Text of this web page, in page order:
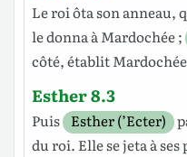
Leroiôtasonanneau,
ledonnaàMardochée;
côté,établitMardochée
Esther 8.3
Puis Esther (’Ecter)
duroi. Elle sejetaàses